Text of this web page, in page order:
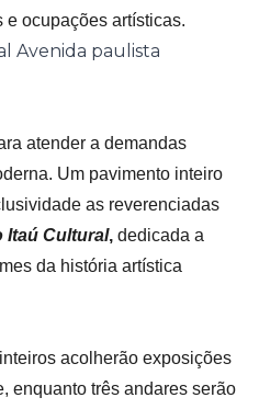
e ocupações artísticas.
atender a demandas
Um pavimento inteiro
as reverenciadas
Itaú Cultural, dedicada a
da história artística
acolherão exposições
enquanto três andares serão